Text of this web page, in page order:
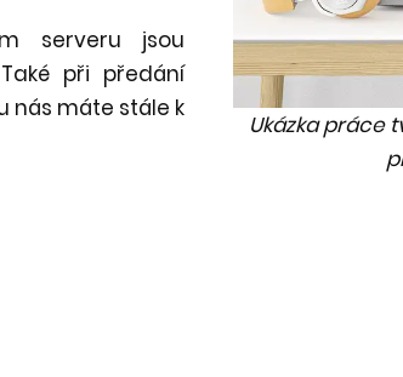
serveru jsou
při předání
nás máte stále k
Ukázka práce